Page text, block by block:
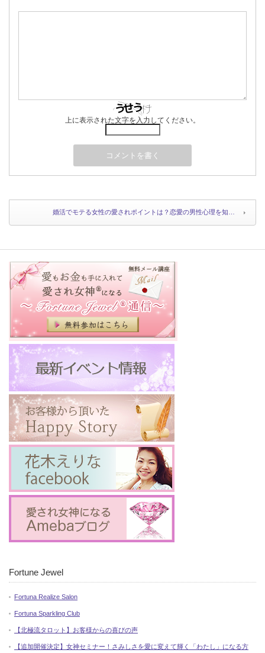
上に表示された文字を入力してください。
婚活でモテる女性の愛されポイントは？恋愛の男性心理を知…
Fortune Jewel
Fortuna Realize Salon
Fortuna Sparkling Club
【北極流タロット】お客様からの喜びの声
【追加開催決定】女神セミナー！さみしさを愛に変えて輝く「わたし」になる方